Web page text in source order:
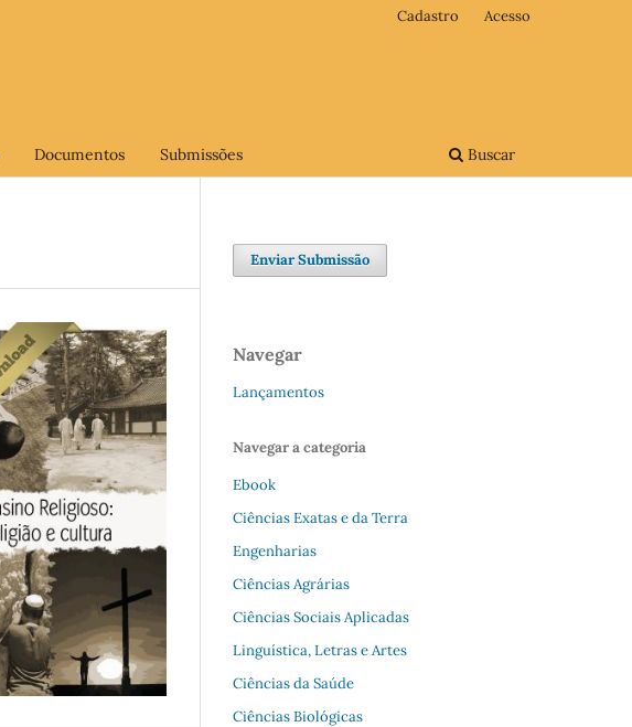
Documentos Submissões Buscar
Cadastro Acesso
Enviar Submissão
Navegar
Lançamentos
Navegar a categoria
Ebook
Ciências Exatas e da Terra
Engenharias
Ciências Agrárias
Ciências Sociais Aplicadas
Linguística, Letras e Artes
Ciências da Saúde
Ciências Biológicas